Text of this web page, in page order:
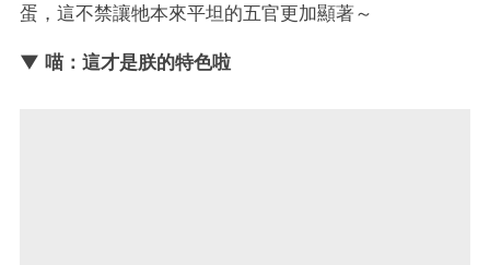
蛋，這不禁讓牠本來平坦的五官更加顯著～
▼ 喵：這才是朕的特色啦